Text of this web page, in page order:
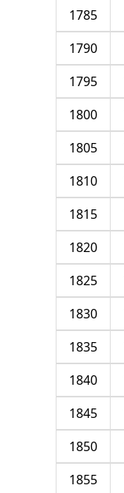
1785
1790
1795
1800
1805
1810
1815
1820
1825
1830
1835
1840
1845
1850
1855